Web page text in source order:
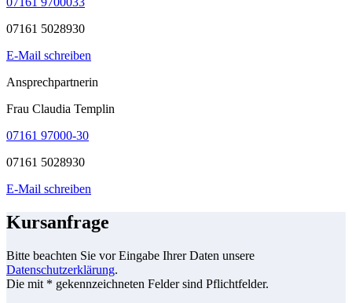
07161 5028930
E-Mail schreiben
Ansprechpartnerin
Frau Claudia Templin
07161 97000-30
07161 5028930
E-Mail schreiben
Kursanfrage
Bitte beachten Sie vor Eingabe Ihrer Daten unsere
Datenschutzerklärung.
Die mit * gekennzeichneten Felder sind Pflichtfelder.